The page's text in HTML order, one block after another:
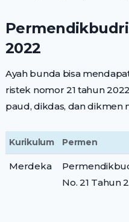
2022
Ayah bunda bisa
ristek nomor 21 tahun
paud, dikdas, dan dikmen
Kurikulum Permen
Merdeka
No. 21 Tahun